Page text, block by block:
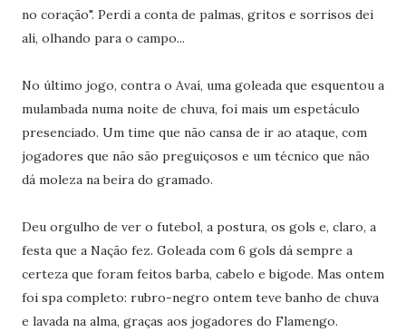
no coração". Perdi a conta de palmas, gritos e sorrisos dei
ali, olhando para o campo...
No último jogo, contra o Avaí, uma goleada que esquentou a
mulambada numa noite de chuva, foi mais um espetáculo
presenciado. Um time que não cansa de ir ao ataque, com
jogadores que não são preguiçosos e um técnico que não
dá moleza na beira do gramado.
Deu orgulho de ver o futebol, a postura, os gols e, claro, a
festa que a Nação fez. Goleada com 6 gols dá sempre a
certeza que foram feitos barba, cabelo e bigode. Mas ontem
foi spa completo: rubro-negro ontem teve banho de chuva
e lavada na alma, graças aos jogadores do Flamengo.